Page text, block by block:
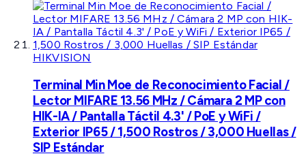
HIKVISION
Terminal Min Moe de Reconocimiento Facial /
Lector MIFARE 13.56 MHz / Cámara 2 MP con
HIK-IA / Pantalla Táctil 4.3' / PoE y WiFi /
Exterior IP65 / 1,500 Rostros / 3,000 Huellas /
SIP Estándar